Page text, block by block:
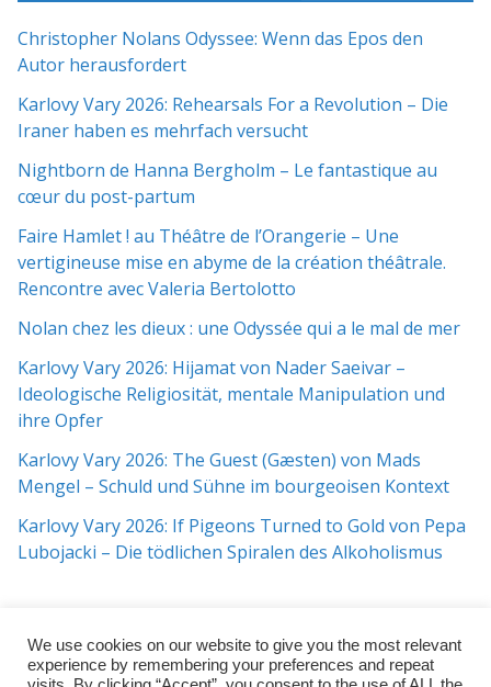
Christopher Nolans Odyssee: Wenn das Epos den
Autor herausfordert
Karlovy Vary 2026: Rehearsals For a Revolution – Die
Iraner haben es mehrfach versucht
Nightborn de Hanna Bergholm – Le fantastique au
cœur du post-partum
Faire Hamlet ! au Théâtre de l’Orangerie – Une
vertigineuse mise en abyme de la création théâtrale.
Rencontre avec Valeria Bertolotto
Nolan chez les dieux : une Odyssée qui a le mal de mer
Karlovy Vary 2026: Hijamat von Nader Saeivar​​ –
Ideologische Religiosität, mentale Manipulation und
ihre Opfer
Karlovy Vary 2026: The Guest (Gæsten) von Mads
Mengel – Schuld und Sühne im bourgeoisen Kontext
Karlovy Vary 2026: If Pigeons Turned to Gold von Pepa
Lubojacki – Die tödlichen Spiralen des Alkoholismus
We use cookies on our website to give you the most relevant
experience by remembering your preferences and repeat